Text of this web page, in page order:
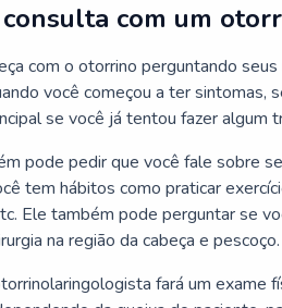
consulta com um
com o otorrino perguntando
você começou a ter sintomas,
se você já tentou fazer algum
pode pedir que você fale sobre
tem hábitos como praticar
Ele também pode perguntar se
na região da cabeça e pescoço.
fará um exame